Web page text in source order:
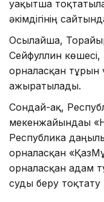
уақытша
әкімдігінің
Осылайша,
Сейфуллин
орналасқан
ажыратылады.
Сондай-ақ,
мекенжайындағы
Республика
орналасқан
орналасқан адам
суды беру